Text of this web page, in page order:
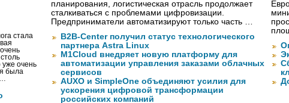
стала
очень
была
планирования, логистическая отрасль продолжает
сталкиваться с проблемами цифровизации.
Предприниматели автоматизируют только часть …
B2B-Center получил статус технологического
партнера Astra Linux
M1Cloud внедряет новую платформу для
автоматизации управления заказами облачных
сервисов
AUXO и SimpleOne объединяют усилия для
ускорения цифровой трансформации
российских компаний